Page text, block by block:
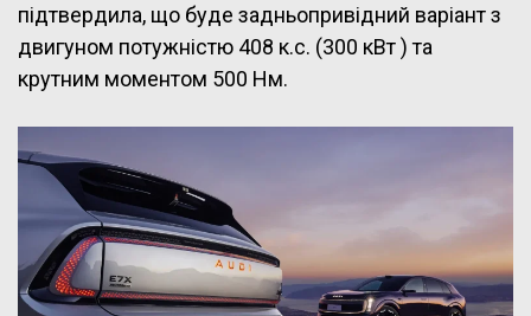
підтвердила, що буде задньопривідний варіант з
двигуном потужністю 408 к.с. (300 кВт ) та
крутним моментом 500 Нм.